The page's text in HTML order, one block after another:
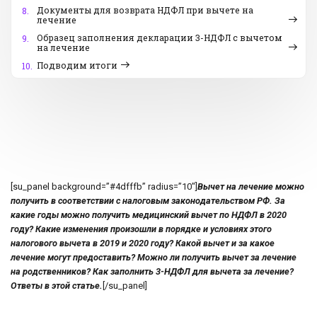
8.
Документы для возврата НДФЛ при вычете на
лечение
9.
Образец заполнения декларации 3-НДФЛ с вычетом
на лечение
10. Подводим итоги
[su_panel background=”#4dfffb” radius=”10″] Вычет на лечение можно
получить в соответствии с налоговым законодательством РФ. За
какие годы можно получить медицинский вычет по НДФЛ в 2020
году? Какие изменения произошли в порядке и условиях этого
налогового вычета в 2019 и 2020 году? Какой вычет и за какое
лечение могут предоставить? Можно ли получить вычет за лечение
на родственников? Как заполнить 3-НДФЛ для вычета за лечение?
Ответы в этой статье. [/su_panel]